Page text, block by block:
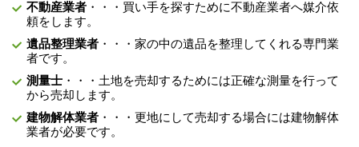
不動産業者 ・・・買い手を探すために不動産業者へ媒介依
頼をします。
遺品整理業者 ・・・家の中の遺品を整理してくれる専門業
者です。
測量士 ・・・土地を売却するためには正確な測量を行って
から売却します。
建物解体業者 ・・・更地にして売却する場合には建物解体
業者が必要です。